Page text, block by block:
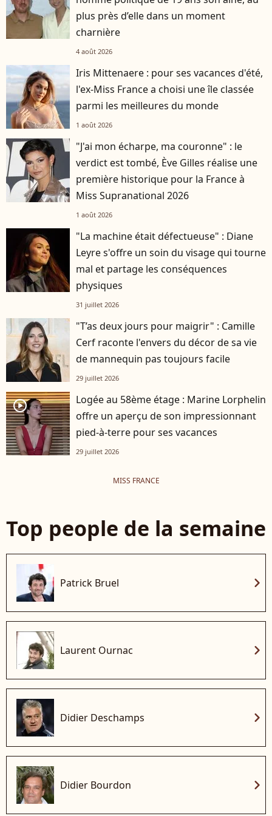
plus près d’elle dans un moment
charnière
4 août 2026
Iris Mittenaere : pour ses vacances d'été,
l'ex-Miss France a choisi une île classée
parmi les meilleures du monde
1 août 2026
"J'ai mon écharpe, ma couronne" : le
verdict est tombé, Ève Gilles réalise une
première historique pour la France à
Miss Supranational 2026
1 août 2026
"La machine était défectueuse" : Diane
Leyre s'offre un soin du visage qui tourne
mal et partage les conséquences
physiques
31 juillet 2026
"T’as deux jours pour maigrir" : Camille
Cerf raconte l'envers du décor de sa vie
de mannequin pas toujours facile
29 juillet 2026
player2
Logée au 58ème étage : Marine Lorphelin
offre un aperçu de son impressionnant
pied-à-terre pour ses vacances
29 juillet 2026
MISS FRANCE
Top people de la semaine
Patrick Bruel chevron_right
Laurent Ournac chevron_right
Didier Deschamps chevron_right
Didier Bourdon chevron_right